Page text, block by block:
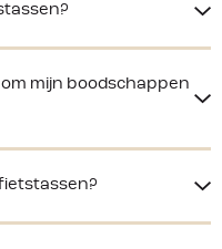
mijn boodschappen